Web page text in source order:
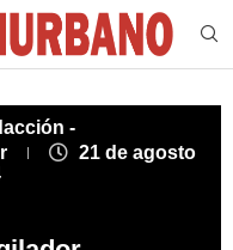
-
21 de agosto